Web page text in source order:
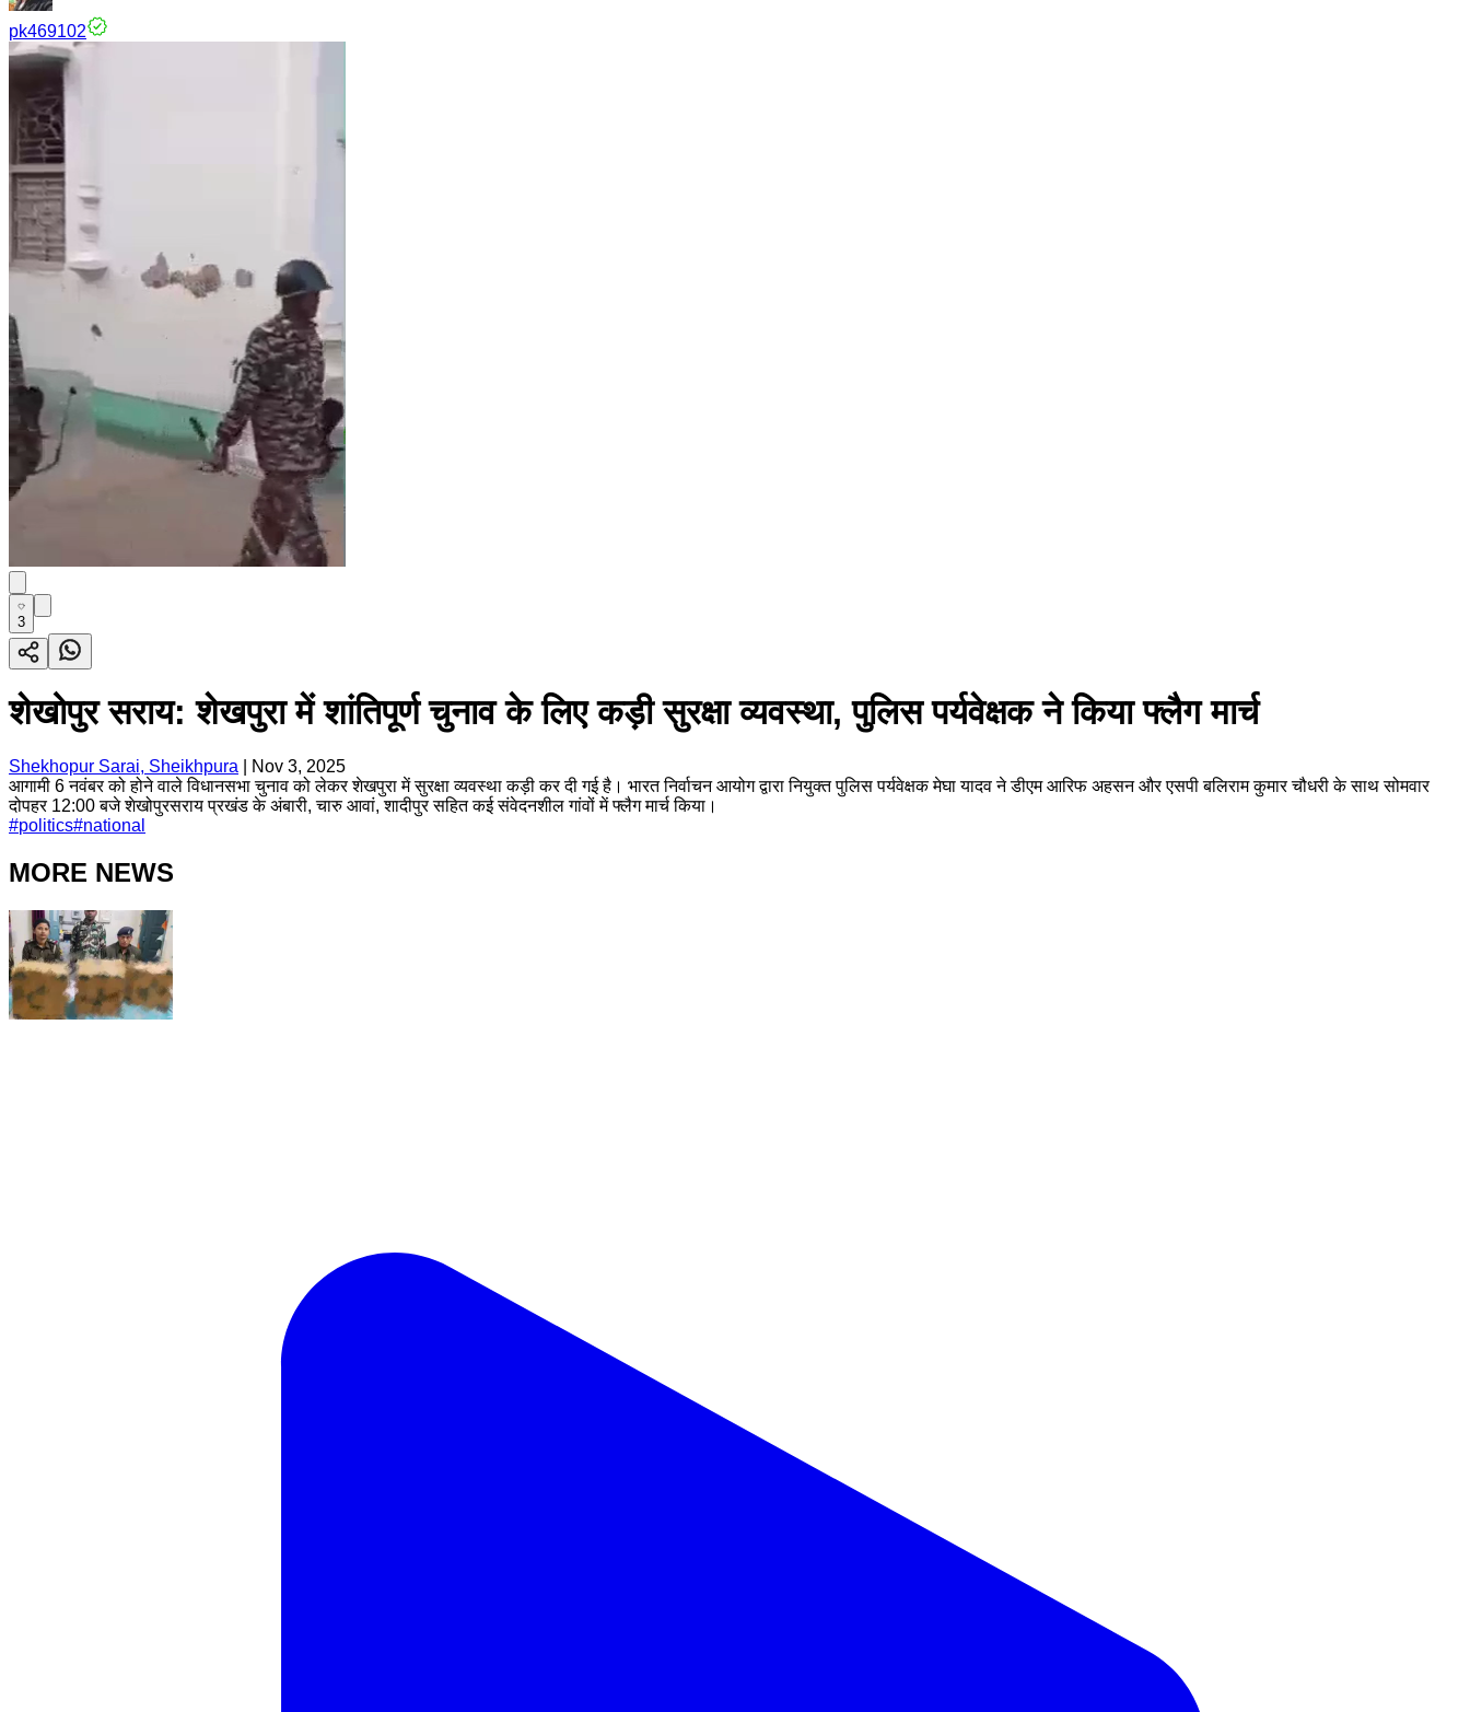
pk469102
3
शेखोपुर सराय: शेखपुरा में शांतिपूर्ण चुनाव के लिए कड़ी सुरक्षा व्यवस्था, पुलिस पर्यवेक्षक ने किया फ्लैग मार्च
Shekhopur Sarai, Sheikhpura
Nov 3, 2025
आगामी 6 नवंबर को होने वाले विधानसभा चुनाव को लेकर शेखपुरा में सुरक्षा व्यवस्था कड़ी कर दी गई है। भारत निर्वाचन आयोग द्वारा नियुक्त पुलिस पर्यवेक्षक मेघा यादव ने डीएम आरिफ अहसन और एसपी बलिराम कुमार चौधरी के साथ सोमवार
दोपहर 12:00 बजे शेखोपुरसराय प्रखंड के अंबारी, चारु आवां, शादीपुर सहित कई संवेदनशील गांवों में फ्लैग मार्च किया।
#politics#national
MORE NEWS